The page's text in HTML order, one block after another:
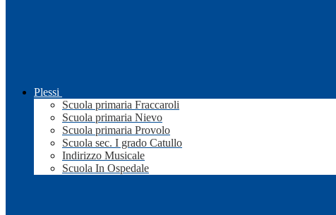
Plessi
Scuola primaria Fraccaroli
Scuola primaria Nievo
Scuola primaria Provolo
Scuola sec. I grado Catullo
Indirizzo Musicale
Scuola In Ospedale